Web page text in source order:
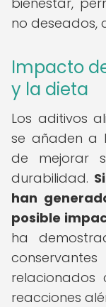
no deseados,
Impacto
y la dieta
Los aditivos
se añaden a
de mejorar
durabilidad.
han
posible
ha
relacionados
reacciones